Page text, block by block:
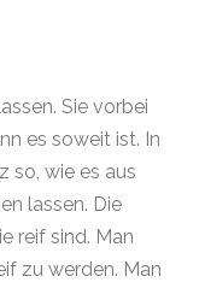
Sie vorbei
es soweit ist. In
so, wie es aus
lassen. Die
reif sind. Man
zu werden. Man